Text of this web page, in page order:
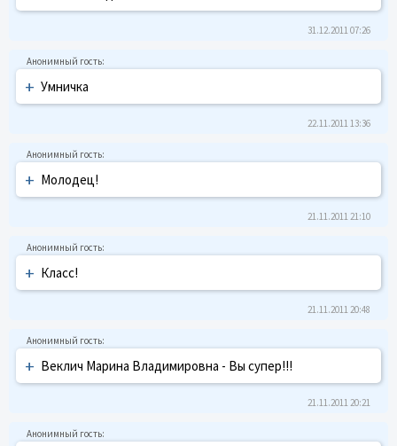
31.12.2011 07:26
+ Умничка
22.11.2011 13:36
+ Молодец!
21.11.2011 21:10
+ Класс!
21.11.2011 20:48
+ Веклич Марина Владимировна - Вы супер!!!
21.11.2011 20:21